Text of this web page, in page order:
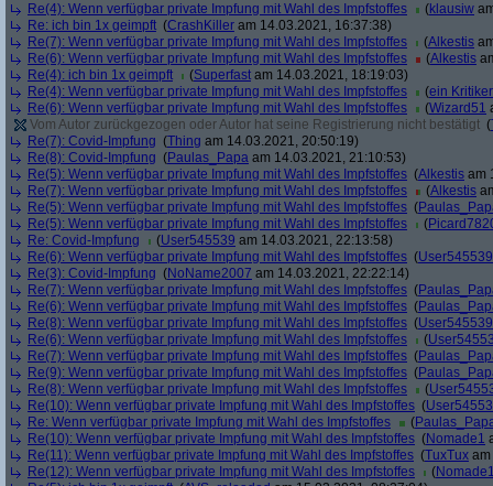
Re(4): Wenn verfügbar private Impfung mit Wahl des Impfstoffes
(klausiw
Re: ich bin 1x geimpft (CrashKiller am 14.03.2021, 16:37:38)
Re(7): Wenn verfügbar private Impfung mit Wahl des Impfstoffes
(Alkestis
Re(6): Wenn verfügbar private Impfung mit Wahl des Impfstoffes
(Alkestis
Re(4): ich bin 1x geimpft
(Superfast am 14.03.2021, 18:19:03)
Re(4): Wenn verfügbar private Impfung mit Wahl des Impfstoffes
(ein Kritiker
Re(6): Wenn verfügbar private Impfung mit Wahl des Impfstoffes
(Wizard51
Vom Autor zurückgezogen oder Autor hat seine Registrierung nicht bestätigt (
Re(7): Covid-Impfung (Thing am 14.03.2021, 20:50:19)
Re(8): Covid-Impfung (Paulas_Papa am 14.03.2021, 21:10:53)
Re(5): Wenn verfügbar private Impfung mit Wahl des Impfstoffes (Alkestis am
Re(7): Wenn verfügbar private Impfung mit Wahl des Impfstoffes
(Alkestis
Re(5): Wenn verfügbar private Impfung mit Wahl des Impfstoffes (
Re(5): Wenn verfügbar private Impfung mit Wahl des Impfstoffes
(
Re: Covid-Impfung
(User545539 am 14.03.2021, 22:13:58)
Re(6): Wenn verfügbar private Impfung mit Wahl des Impfstoffes (User545539
Re(3): Covid-Impfung (NoName2007 am 14.03.2021, 22:22:14)
Re(7): Wenn verfügbar private Impfung mit Wahl des Impfstoffes (
Re(6): Wenn verfügbar private Impfung mit Wahl des Impfstoffes (
Re(8): Wenn verfügbar private Impfung mit Wahl des Impfstoffes (User545539
Re(6): Wenn verfügbar private Impfung mit Wahl des Impfstoffes
(
Re(7): Wenn verfügbar private Impfung mit Wahl des Impfstoffes (
Re(9): Wenn verfügbar private Impfung mit Wahl des Impfstoffes (
Re(8): Wenn verfügbar private Impfung mit Wahl des Impfstoffes
(
Re(10): Wenn verfügbar private Impfung mit Wahl des Impfstoffes (
Re: Wenn verfügbar private Impfung mit Wahl des Impfstoffes
(
Re(10): Wenn verfügbar private Impfung mit Wahl des Impfstoffes (Nomade1
Re(11): Wenn verfügbar private Impfung mit Wahl des Impfstoffes (TuxTux
Re(12): Wenn verfügbar private Impfung mit Wahl des Impfstoffes
(